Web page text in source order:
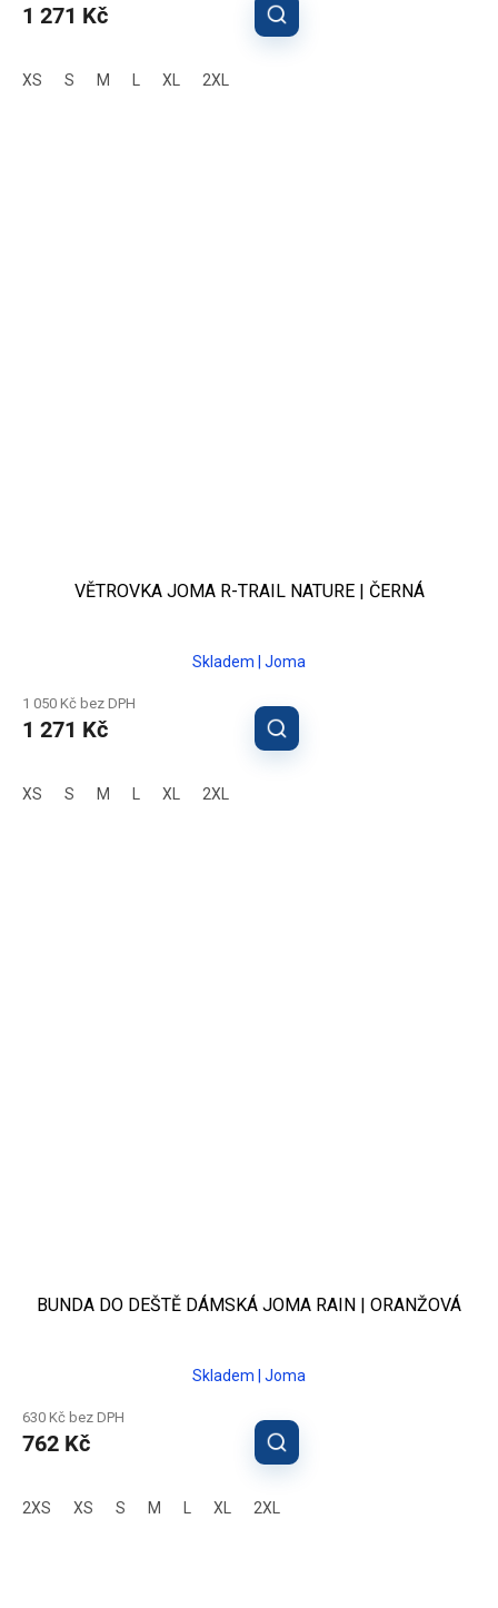
1 271 Kč
XS S M XL 2XL
VĚTROVKA JOMA R-TRAIL NATURE | ČERNÁ
Skladem | Joma
1 050 Kč bez DPH
1 271 Kč
XS S M XL 2XL
BUNDA DO DEŠTĚ DÁMSKÁ JOMA RAIN | ORANŽOVÁ
Skladem | Joma
630 Kč bez DPH
762 Kč
2XS XS S M XL 2XL